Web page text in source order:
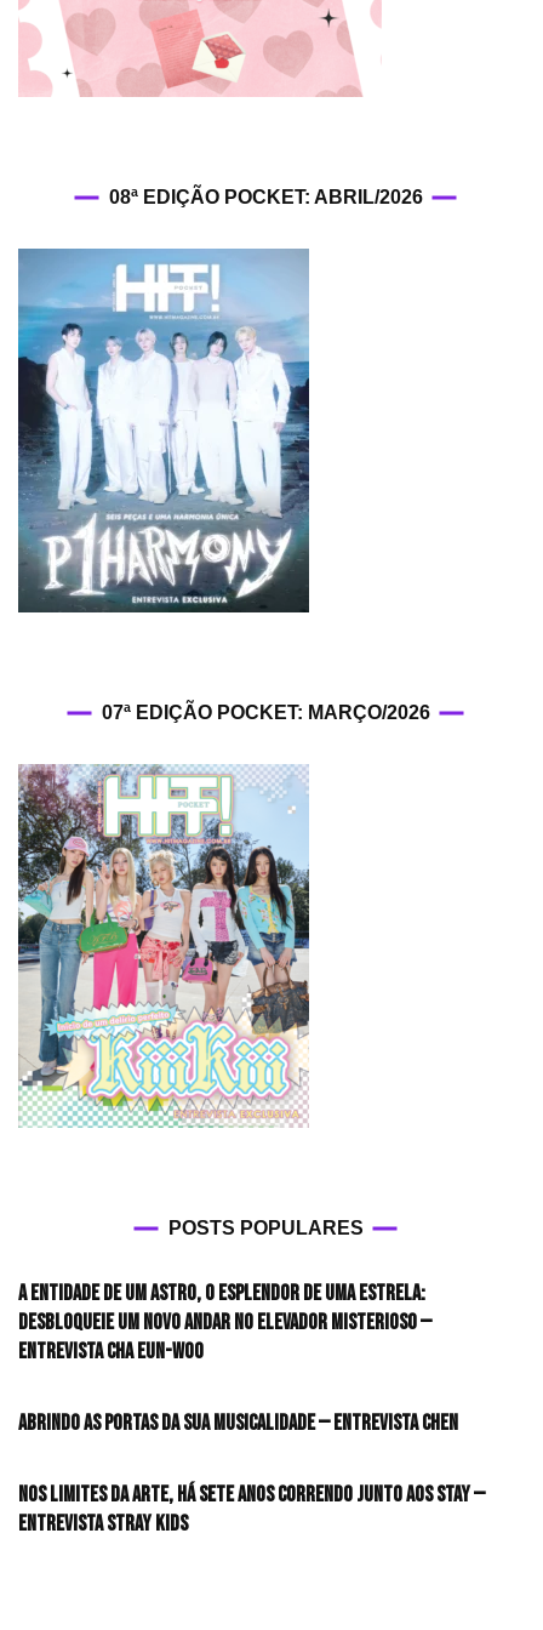
08ª EDIÇÃO POCKET: ABRIL/2026
07ª EDIÇÃO POCKET: MARÇO/2026
POSTS POPULARES
A entidade de um astro, o esplendor de uma estrela:
desbloqueie um novo andar no elevador misterioso —
Entrevista CHA EUN-WOO
Abrindo as portas da sua musicalidade — Entrevista CHEN
Nos limites da arte, há sete anos correndo junto aos STAY —
Entrevista Stray Kids